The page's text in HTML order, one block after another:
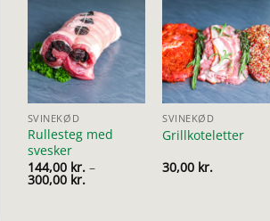
SVINEKØD
Rullesteg med
svesker
144,00 kr. –
300,00 kr.Prisinterval:
SVINEKØD
Grillkoteletter
30,00 kr.